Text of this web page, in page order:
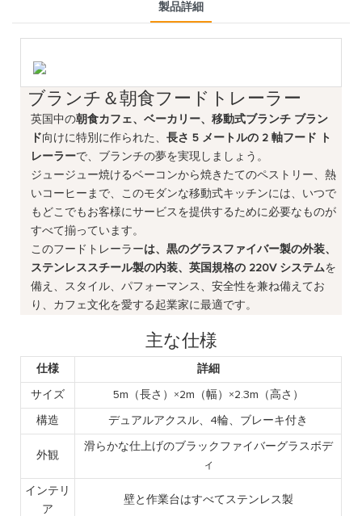
製品詳細
ブランチ＆朝食フードトレーラー
英国中の朝食カフェ、ベーカリー、移動式ブランチ ブラン
ド向けに特別に作られた、長さ 5 メートルの 2 軸フード ト
レーラーで、ブランチの夢を実現しましょう。
ジュージュー焼けるベーコンから焼きたてのペストリー、熱
いコーヒーまで、このモダンな移動式キッチンには、いつで
もどこでもお客様にサービスを提供するために必要なものが
すべて揃っています。
このフードトレーラーは、黒のグラスファイバー製の外装、
ステンレススチール製の内装、英国規格の 220V システムを
備え、スタイル、パフォーマンス、安全性を兼ね備えてお
り、カフェ文化を愛する起業家に最適です。
主な仕様
仕様 詳細
サイズ 5m（長さ）×2m（幅）×2.3m（高さ）
構造 デュアルアクスル、4輪、ブレーキ付き
外観
滑らかな仕上げのブラックファイバーグラスボデ
ィ
インテリ
ア
壁と作業台はすべてステンレス製